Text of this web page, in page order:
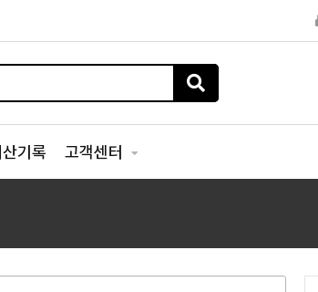
기록 고객센터